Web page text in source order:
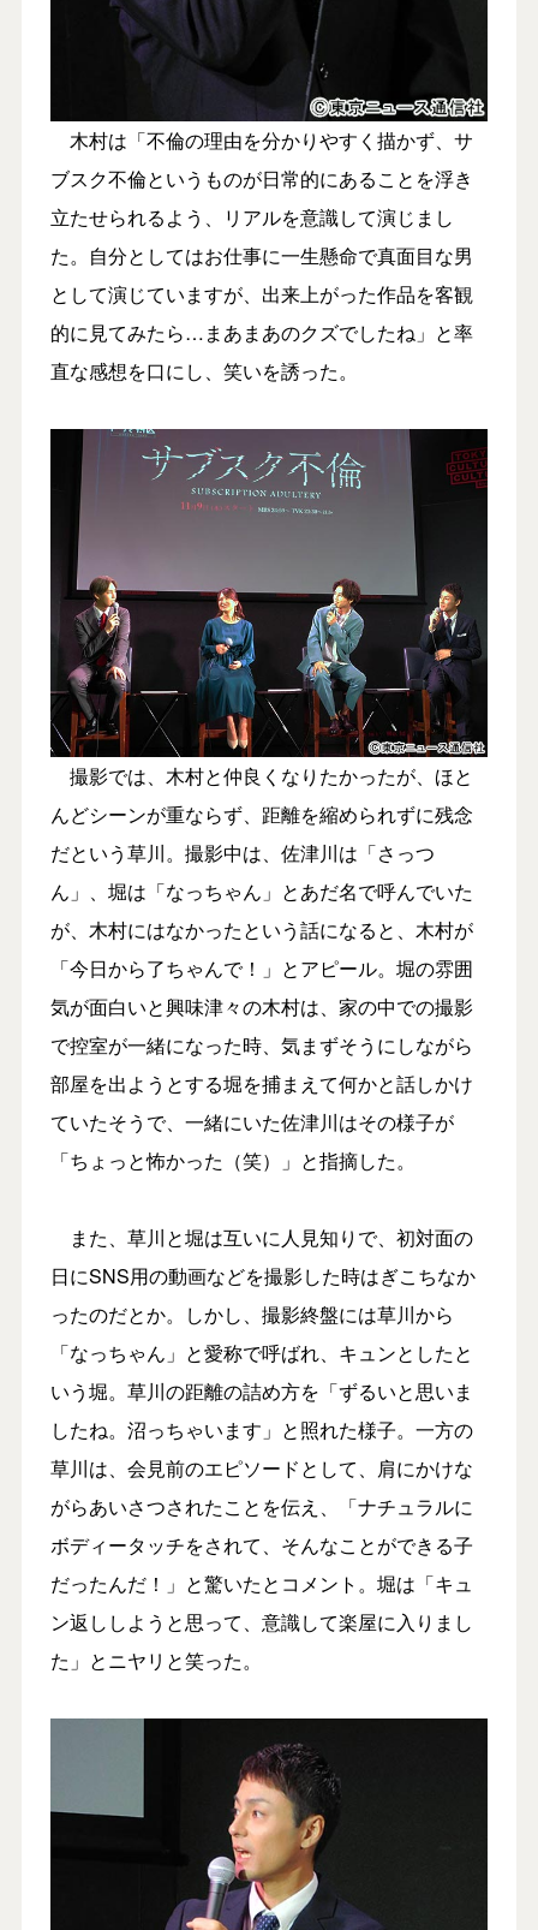
木村は「不倫の理由を分かりやすく描かず、サ
ブスク不倫というものが日常的にあることを浮き
立たせられるよう、リアルを意識して演じまし
た。自分としてはお仕事に一生懸命で真面目な男
として演じていますが、出来上がった作品を客観
的に見てみたら…まあまあのクズでしたね」と率
直な感想を口にし、笑いを誘った。
撮影では、木村と仲良くなりたかったが、ほと
んどシーンが重ならず、距離を縮められずに残念
だという草川。撮影中は、佐津川は「さっつ
ん」、堀は「なっちゃん」とあだ名で呼んでいた
が、木村にはなかったという話になると、木村が
「今日から了ちゃんで！」とアピール。堀の雰囲
気が面白いと興味津々の木村は、家の中での撮影
で控室が一緒になった時、気まずそうにしながら
部屋を出ようとする堀を捕まえて何かと話しかけ
ていたそうで、一緒にいた佐津川はその様子が
「ちょっと怖かった（笑）」と指摘した。
また、草川と堀は互いに人見知りで、初対面の
日にSNS用の動画などを撮影した時はぎこちなか
ったのだとか。しかし、撮影終盤には草川から
「なっちゃん」と愛称で呼ばれ、キュンとしたと
いう堀。草川の距離の詰め方を「ずるいと思いま
したね。沼っちゃいます」と照れた様子。一方の
草川は、会見前のエピソードとして、肩にかけな
がらあいさつされたことを伝え、「ナチュラルに
ボディータッチをされて、そんなことができる子
だったんだ！」と驚いたとコメント。堀は「キュ
ン返ししようと思って、意識して楽屋に入りまし
た」とニヤリと笑った。